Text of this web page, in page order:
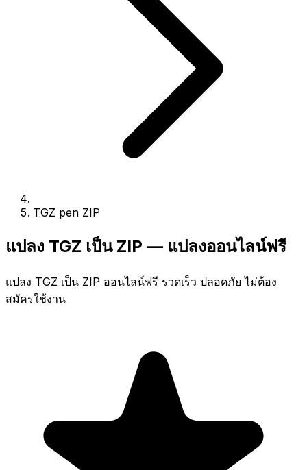
TGZ pen ZIP
แปลง TGZ เป็น ZIP — แปลงออนไลน์ฟรี
แปลง TGZ เป็น ZIP ออนไลน์ฟรี รวดเร็ว ปลอดภัย ไม่ต้อง
สมัครใช้งาน